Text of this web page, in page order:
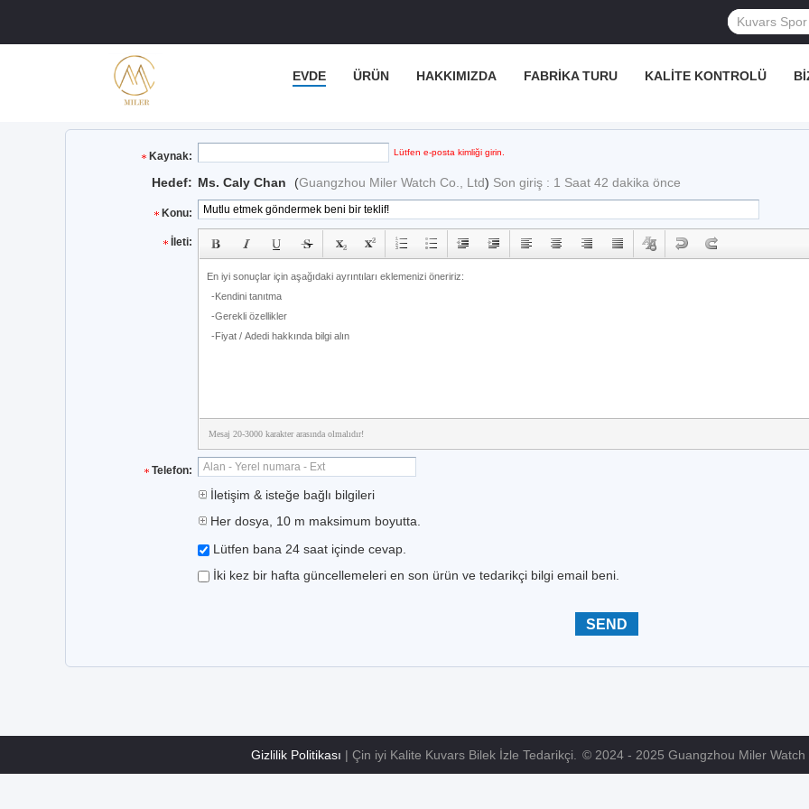
EVDE ÜRÜN HAKKIMIZDA FABRIKA TURU KALITE KONTROLÜ
Kaynak: Lütfen e-posta kimliği girin.
Hedef: Ms. Caly Chan (Guangzhou Miler Watch Co., Ltd) Son giriş : 1 Saat 42 dakika önce
Konu:
İleti:
Mesaj 20-3000 karakter arasında olmalıdır!
Telefon:
İletişim & isteğe bağlı bilgileri
Her dosya, 10 m maksimum boyutta.
Lütfen bana 24 saat içinde cevap.
İki kez bir hafta güncellemeleri en son ürün ve tedarikçi bilgi email beni.
Gizlilik Politikası | Çin iyi Kalite Kuvars Bilek İzle Tedarikçi. © 2024 - 2025 Guangzhou Miler Watch